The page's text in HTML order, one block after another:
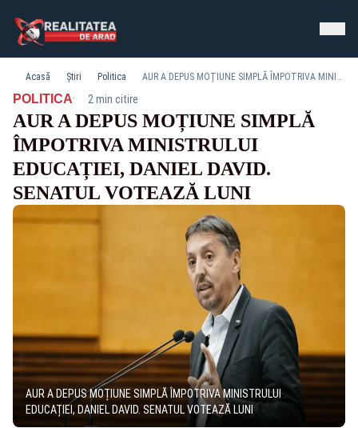
Acasă Știri Politica AUR A DEPUS MOȚIUNE SIMPLĂ ÎMPOTRIVA MINISTRULUI EDUCAȚIEI, DANIEL DAVID. SENATUL VOTEAZĂ LUNI
POLITICA· 2 min citire
AUR A DEPUS MOȚIUNE SIMPLĂ
ÎMPOTRIVA MINISTRULUI
EDUCAȚIEI, DANIEL DAVID.
SENATUL VOTEAZĂ LUNI
AUR A DEPUS MOȚIUNE SIMPLĂ ÎMPOTRIVA MINISTRULUI
EDUCAȚIEI, DANIEL DAVID. SENATUL VOTEAZĂ LUNI